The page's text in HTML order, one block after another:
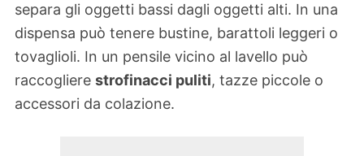
separa gli oggetti bassi dagli oggetti alti. In una
dispensa può tenere bustine, barattoli leggeri o
tovaglioli. In un pensile vicino al lavello può
raccogliere strofinacci puliti, tazze piccole o
accessori da colazione.